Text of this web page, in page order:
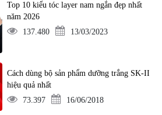
Top 10 kiểu tóc layer nam ngắn đẹp nhất
năm 2026
137.480
13/03/2023
Cách dùng bộ sản phẩm dưỡng trắng SK-II
hiệu quả nhất
73.397
16/06/2018